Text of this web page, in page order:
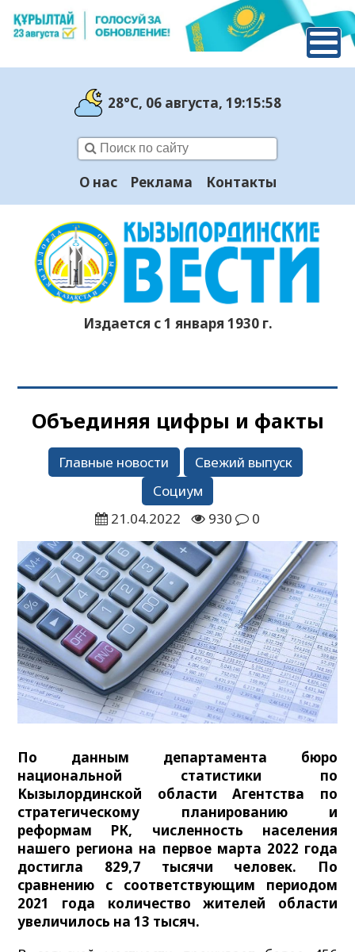
28°C, 06 августа, 19:16:00
О нас Реклама Контакты
Издается с 1 января 1930 г.
Объединяя цифры и факты
Главные новости
Свежий выпуск
Социум
21.04.2022
930 0
По данным департамента бюро
национальной статистики по
Кызылординской области Агентства по
стратегическому планированию и
реформам РК, численность населения
нашего региона на первое марта 2022 года
достигла 829,7 тысячи человек. По
сравнению с соответствующим периодом
2021 года количество жителей области
увеличилось на 13 тысяч.